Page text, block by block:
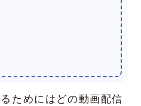
ためにはどの動画配信